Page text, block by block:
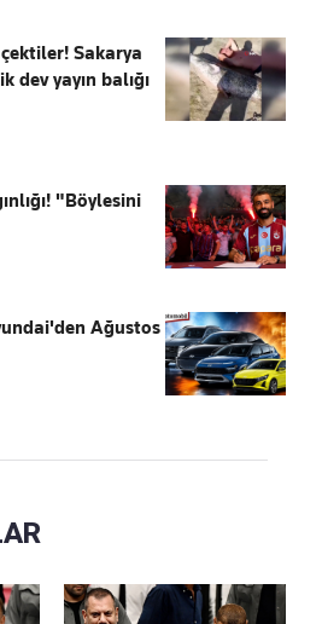
Sakarya
dev yayın balığı
"Böylesini
Ağustos